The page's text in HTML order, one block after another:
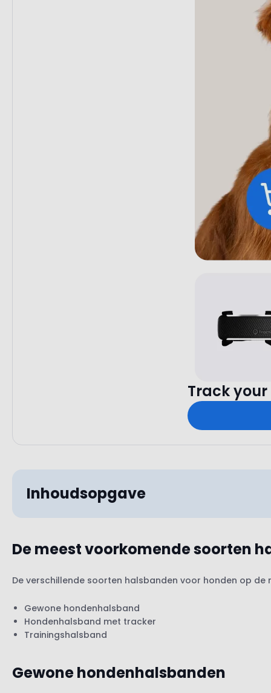
Track
Inhoudsopgave
Hondenhalsbanden die je het beste kunt
De juiste tracker voor je hond
De meest voorkomende soorten
De verschillende soorten halsbanden voor honden op
Gewone hondenhalsband
Hondenhalsband met tracker
Trainingshalsband
Gewone hondenhalsbanden